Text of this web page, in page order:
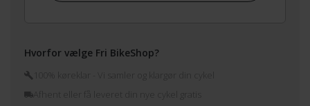
Hvorfor vælge Fri BikeShop?
100% køreklar - Vi samler og klargør din cykel